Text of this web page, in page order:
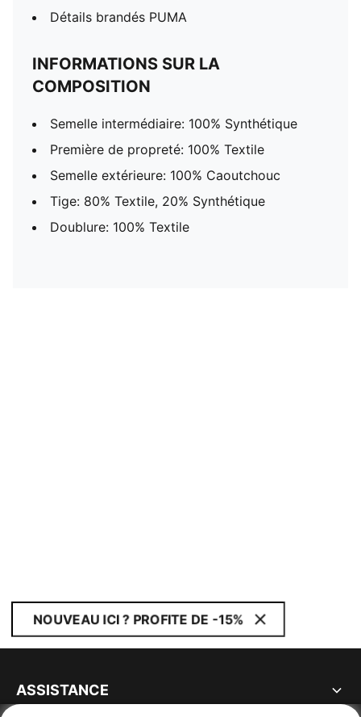
Détails brandés PUMA
INFORMATIONS SUR LA
COMPOSITION
Semelle intermédiaire: 100% Synthétique
Première de propreté: 100% Textile
Semelle extérieure: 100% Caoutchouc
Tige: 80% Textile, 20% Synthétique
Doublure: 100% Textile
NOUVEAU ICI ? PROFITE DE -15%
ASSISTANCE